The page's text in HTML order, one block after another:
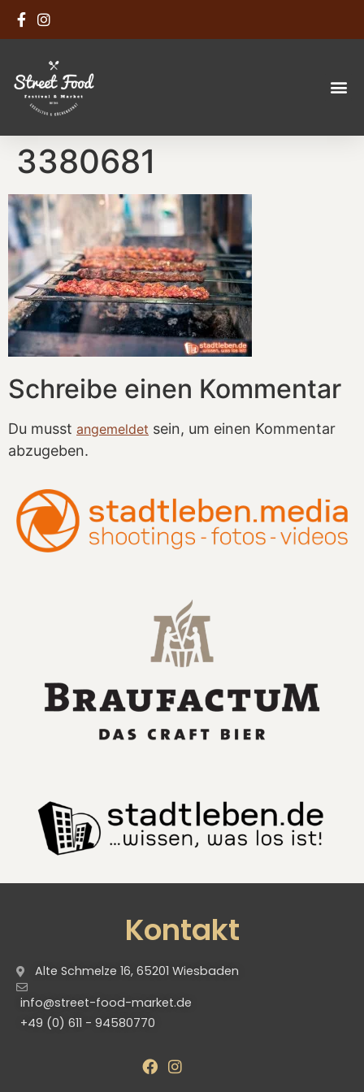
3380681
Schreibe einen Kommentar
Du musst angemeldet sein, um einen Kommentar
abzugeben.
Kontakt
Alte Schmelze 16, 65201 Wiesbaden
info@street-food-market.de
+49 (0) 611 - 94580770